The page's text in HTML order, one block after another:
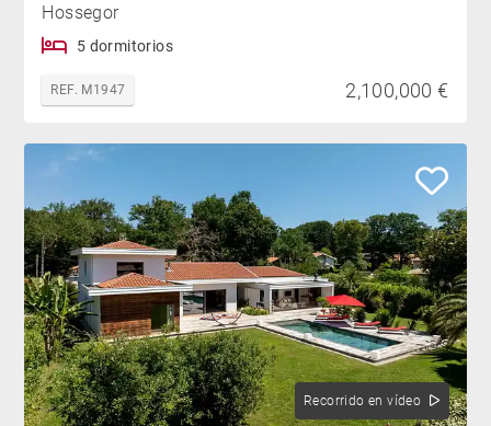
Hossegor
5 dormitorios
REF. M1947 2,100,000 €
Recorrido en vídeo